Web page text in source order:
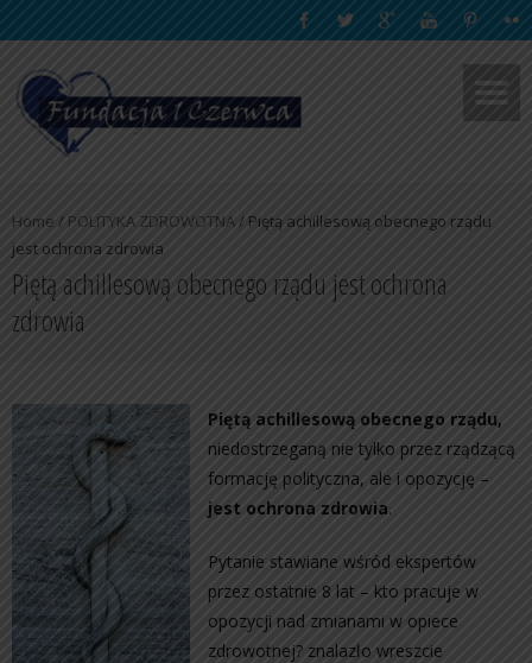
Home / POLITYKA ZDROWOTNA/ Piętą achillesową obecnego rządu
jest ochrona zdrowia
Piętą achillesową obecnego rządu jest ochrona
zdrowia
Piętą achillesową obecnego rządu,
niedostrzeganą nie tylko przez rządzącą
formację polityczna, ale i opozycję –
jest ochrona zdrowia.
Pytanie stawiane wśród ekspertów
przez ostatnie 8 lat – kto pracuje w
opozycji nad zmianami w opiece
zdrowotnej? znalazło wreszcie